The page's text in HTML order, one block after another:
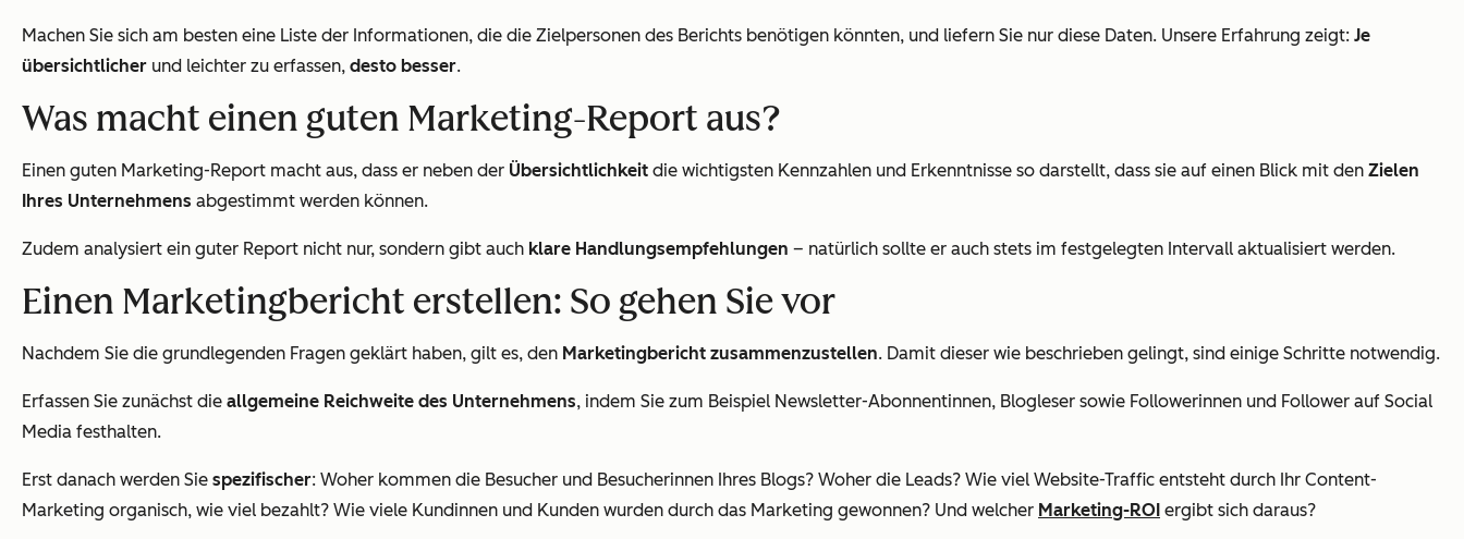
Machen Sie sich am besten eine Liste der Informationen, die die Zielpersonen des Berichts benötigen könnten, und liefern Sie nur diese Daten. Unsere Erfahrung zeigt: Je
übersichtlicher und leichter zu erfassen, desto besser.
Was macht einen guten Marketing-Report aus?
Einen guten Marketing-Report macht aus, dass er neben der Übersichtlichkeit die wichtigsten Kennzahlen und Erkenntnisse so darstellt, dass sie auf einen Blick mit den Zielen
Ihres Unternehmens abgestimmt werden können.
Zudem analysiert ein guter Report nicht nur, sondern gibt auch klare Handlungsempfehlungen – natürlich sollte er auch stets im festgelegten Intervall aktualisiert werden.
Einen Marketingbericht erstellen: So gehen Sie vor
Nachdem Sie die grundlegenden Fragen geklärt haben, gilt es, den Marketingbericht zusammenzustellen. Damit dieser wie beschrieben gelingt, sind einige Schritte notwendig.
Erfassen Sie zunächst die allgemeine Reichweite des Unternehmens, indem Sie zum Beispiel Newsletter-Abonnentinnen, Blogleser sowie Followerinnen und Follower auf Social
Media festhalten.
Erst danach werden Sie spezifischer: Woher kommen die Besucher und Besucherinnen Ihres Blogs? Woher die Leads? Wie viel Website-Traffic entsteht durch Ihr Content-
Marketing organisch, wie viel bezahlt? Wie viele Kundinnen und Kunden wurden durch das Marketing gewonnen? Und welcher Marketing-ROI ergibt sich daraus?